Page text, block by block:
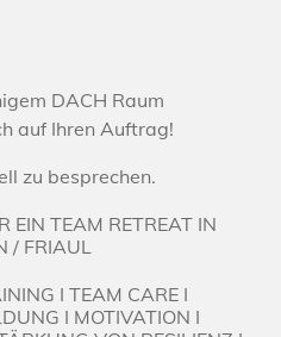
DACH Raum
auf Ihren Auftrag!
zu besprechen.
EIN TEAM RETREAT IN
/ FRIAUL
I TEAM CARE I
I MOTIVATION I